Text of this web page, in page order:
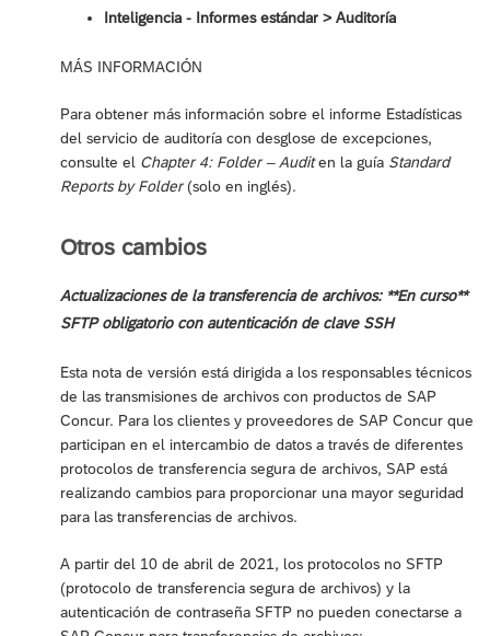
Inteligencia - Informes estándar ‎> Auditoría
MÁS INFORMACIÓN
Para obtener más información sobre el informe Estadísticas
del servicio de auditoría con desglose de excepciones,
consulte el Chapter 4: Folder – Auditen la guía Standard
Reports by Folder(solo en inglés).
Otros cambios
Actualizaciones de la transferencia de archivos: **En curso**
SFTP obligatorio con autenticación de clave SSH
Esta nota de versión está dirigida a los responsables técnicos
de las transmisiones de archivos con productos de SAP
Concur. Para los clientes y proveedores de SAP Concur que
participan en el intercambio de datos a través de diferentes
protocolos de transferencia segura de archivos, SAP está
realizando cambios para proporcionar una mayor seguridad
para las transferencias de archivos.
A partir del 10 de abril de 2021, los protocolos no SFTP
(protocolo de transferencia segura de archivos) y la
autenticación de contraseña SFTP no pueden conectarse a